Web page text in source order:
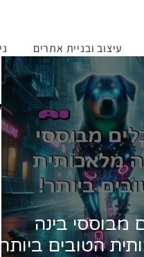
עיצוב ובניית אתרים
ללמוד,
מבוססי בינה
הטובים ביותר